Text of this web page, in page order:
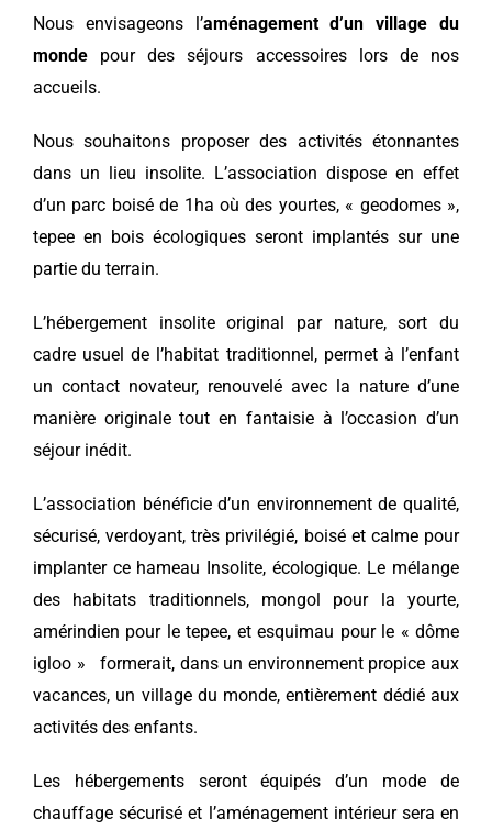
Nous envisageons l’aménagement d’un village du
monde pour des séjours accessoires lors de nos
accueils.
Nous souhaitons proposer des activités étonnantes
dans un lieu insolite. L’association dispose en effet
d’un parc boisé de 1ha où des yourtes, « geodomes »,
tepee en bois écologiques seront implantés sur une
partie du terrain.
L’hébergement insolite original par nature, sort du
cadre usuel de l’habitat traditionnel, permet à l’enfant
un contact novateur, renouvelé avec la nature d’une
manière originale tout en fantaisie à l’occasion d’un
séjour inédit.
L’association bénéficie d’un environnement de qualité,
sécurisé, verdoyant, très privilégié, boisé et calme pour
implanter ce hameau Insolite, écologique. Le mélange
des habitats traditionnels, mongol pour la yourte,
amérindien pour le tepee, et esquimau pour le « dôme
igloo » formerait, dans un environnement propice aux
vacances, un village du monde, entièrement dédié aux
activités des enfants.
Les hébergements seront équipés d’un mode de
chauffage sécurisé et l’aménagement intérieur sera en